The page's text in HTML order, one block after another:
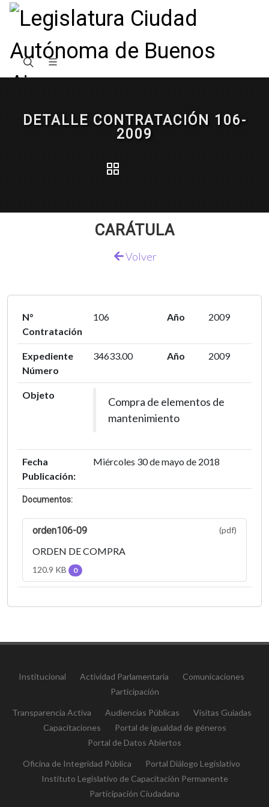
DETALLE CONTRATACIÓN 106-
2009
CARÁTULA
Volver
N°
Contratación
106 Año 2009
Expediente
Número
34633.00 Año 2009
Objeto
Compra de elementos de
mantenimiento
Fecha
Publicación:
Miércoles 30 de mayo de 2018
Documentos:
orden106-09 (pdf)
ORDEN DE COMPRA
120.9 KB 0
Institucional Actividad Parlamentaria
Comunicaciones
Participación
Transparencia Activa Audiencias Públicas
Visitas Guiadas
Capacitaciones
Portal de igualdad de géneros
Portal de Datos Abiertos
Oficina de Integridad Pública
Portal Diálogo Legislativo
Instituto Legislativo de Capacitación Permanente
Participación Ciudadana